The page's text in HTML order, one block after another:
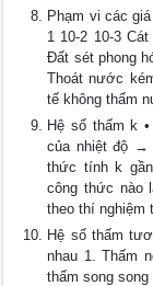
Phạm vi các
1 10-2 10-3
Đất sét phong
Thoát nước
tế không thấm
Hệ số thấm k
của nhiệt độ →
thức tính k
công thức nào
theo thí nghiệm
Hệ số thấm
nhau 1. Thấm
thấm song